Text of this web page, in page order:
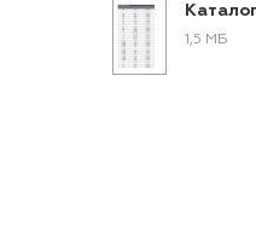
1,5 МБ